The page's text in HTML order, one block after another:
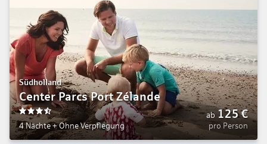
Südholland
Center Parcs Port Zélande
3.5
4 Nächte+Ohne Verpflegung
ab 125€
pro Person